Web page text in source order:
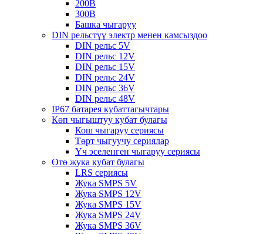
200В
300В
Башка чыгаруу
DIN рельстүү электр менен камсыздоо
DIN рельс 5V
DIN рельс 12V
DIN рельс 15V
DIN рельс 24V
DIN рельс 36V
DIN рельс 48V
IP67 батарея кубаттагычтары
Көп чыгыштуу кубат булагы
Кош чыгаруу сериясы
Төрт чыгуучу сериялар
Үч эселенген чыгаруу сериясы
Өтө жука кубат булагы
LRS сериясы
Жука SMPS 5V
Жука SMPS 12V
Жука SMPS 15V
Жука SMPS 24V
Жука SMPS 36V